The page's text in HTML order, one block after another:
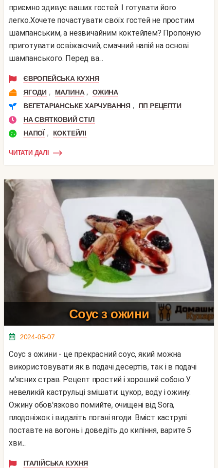
приємно здивує ваших гостей. І готувати його
легко.Хочете почастувати своїх гостей не простим
шампанським, а незвичайним коктейлем? Пропоную
приготувати освіжаючий, смачний напій на основі
шампанського. Перед ва...
ЄВРОПЕЙСЬКА КУХНЯ
ЯГОДИ , МАЛИНА ,
ОЖИНА
ВЕГЕТАРІАНСЬКЕ ХАРЧУВАННЯ ,
ПП РЕЦЕПТИ
НА СВЯТКОВИЙ СТІЛ
НАПОЇ , КОКТЕЙЛІ
ЧИТАТИ ДАЛІ
Соус з ожини
2024-05-07
Соус з ожини - це прекрасний соус, який можна
використовувати як в подачі десертів, так і в подачі
м'ясних страв. Рецепт простий і хороший собою.У
невеликій каструльці змішати: цукор, воду і ожину.
Ожину обов'язково помийте, очищені від Sora,
плодоніжок і видаліть погані ягоди. Вміст каструлі
поставте на вогонь і доведіть до кипіння, варите 5
хви...
ІТАЛІЙСЬКА КУХНЯ